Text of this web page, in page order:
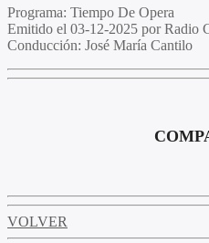
Programa: Tiempo De Opera
Emitido el 03-12-2025 por Radio
Conducción: José María Cantilo
VOLVER